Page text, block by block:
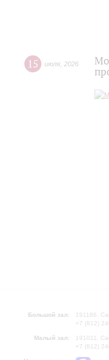
15 июля 2026
Большой зал:
191186,
+7 (812)
Малый зал:
191011,
+7 (812)